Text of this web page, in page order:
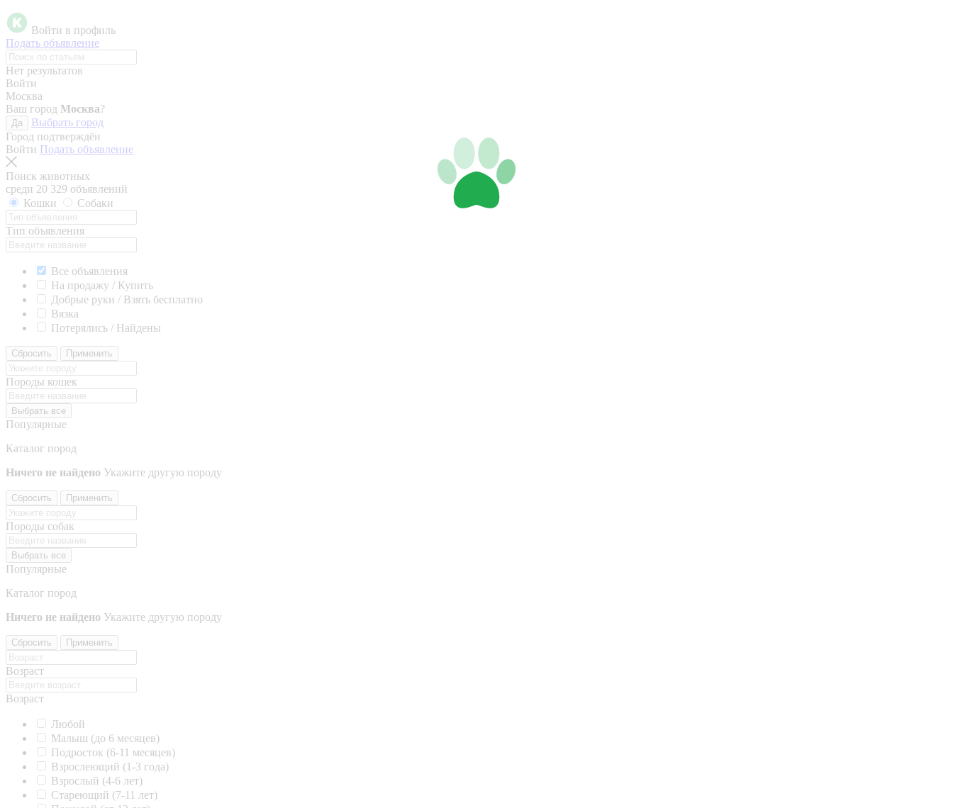
Войти в профиль
Подать объявление
Нет результатов
Войти
Москва
Ваш город Москва?
Да
Выбрать город
Город подтверждён
Войти Подать объявление
Поиск животных
среди 20 329 объявлений
Кошки
Собаки
Тип объявления
Все объявления
На продажу / Купить
Добрые руки / Взять бесплатно
Вязка
Потерялись / Найдены
Сбросить Применить
Породы кошек
Выбрать все
Популярные
Каталог пород
Ничего не найдено Укажите другую породу
Сбросить Применить
Породы собак
Выбрать все
Популярные
Каталог пород
Ничего не найдено Укажите другую породу
Сбросить Применить
Возраст
Возраст
Любой
Малыш (до 6 месяцев)
Подросток (6-11 месяцев)
Взрослеющий (1-3 года)
Взрослый (4-6 лет)
Стареющий (7-11 лет)